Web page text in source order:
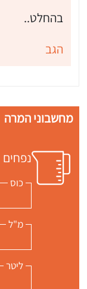
בהחלט..
הגב
מחשבוני המרה
נפחים
כוס
מ"ל
ליטר